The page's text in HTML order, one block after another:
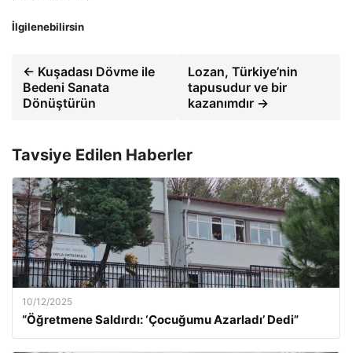
İlgilenebilirsin
← Kuşadası Dövme ile
Bedeni Sanata
Dönüştürün
Lozan, Türkiye’nin
tapusudur ve bir
kazanımdır →
Tavsiye Edilen Haberler
10/12/2025
“Öğretmene Saldırdı: ‘Çocuğumu Azarladı’ Dedi”